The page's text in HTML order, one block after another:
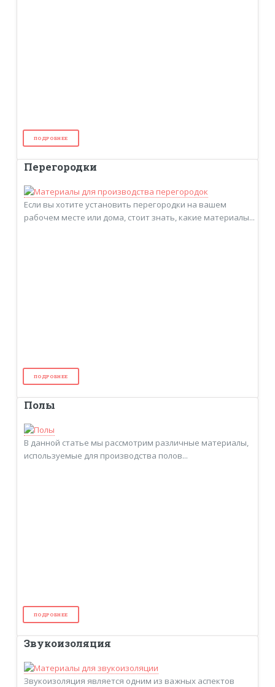
ПОДРОБНЕЕ
Перегородки
Если вы хотите установить перегородки на вашем
рабочем месте или дома, стоит знать, какие материалы...
ПОДРОБНЕЕ
Полы
В данной статье мы рассмотрим различные материалы,
используемые для производства полов...
ПОДРОБНЕЕ
Звукоизоляция
Звукоизоляция является одним из важных аспектов